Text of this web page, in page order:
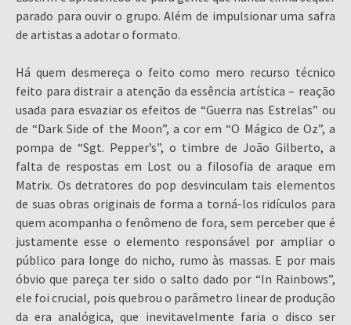
parado para ouvir o grupo. Além de impulsionar uma safra
de artistas a adotar o formato.
Há quem desmereça o feito como mero recurso técnico
feito para distrair a atenção da essência artística – reação
usada para esvaziar os efeitos de “Guerra nas Estrelas” ou
de “Dark Side of the Moon”, a cor em “O Mágico de Oz”, a
pompa de “Sgt. Pepper’s”, o timbre de João Gilberto, a
falta de respostas em Lost ou a filosofia de araque em
Matrix. Os detratores do pop desvinculam tais elementos
de suas obras originais de forma a torná-los ridículos para
quem acompanha o fenômeno de fora, sem perceber que é
justamente esse o elemento responsável por ampliar o
público para longe do nicho, rumo às massas. E por mais
óbvio que pareça ter sido o salto dado por “In Rainbows”,
ele foi crucial, pois quebrou o parâmetro linear de produção
da era analógica, que inevitavelmente faria o disco ser